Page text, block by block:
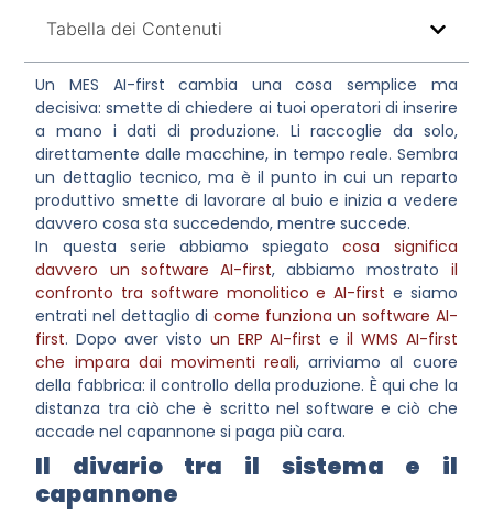
Tabella dei Contenuti
Un MES AI-first cambia una cosa semplice ma
decisiva: smette di chiedere ai tuoi operatori di inserire
a mano i dati di produzione. Li raccoglie da solo,
direttamente dalle macchine, in tempo reale. Sembra
un dettaglio tecnico, ma è il punto in cui un reparto
produttivo smette di lavorare al buio e inizia a vedere
davvero cosa sta succedendo, mentre succede.
In questa serie abbiamo spiegatocosa significa
davvero un software AI-first, abbiamo mostrato il
confronto tra software monolitico e AI-first e siamo
entrati nel dettaglio di come funziona un software AI-
first. Dopo aver visto un ERP AI-first e il WMS AI-first
che impara dai movimenti reali, arriviamo al cuore
della fabbrica: il controllo della produzione. È qui che la
distanza tra ciò che è scritto nel software e ciò che
accade nel capannone si paga più cara.
Il divario tra il sistema e il
capannone